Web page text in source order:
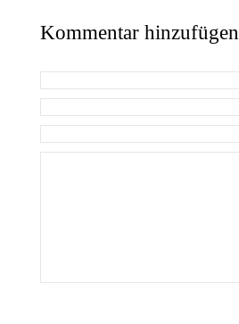
Kommentar hinzufügen